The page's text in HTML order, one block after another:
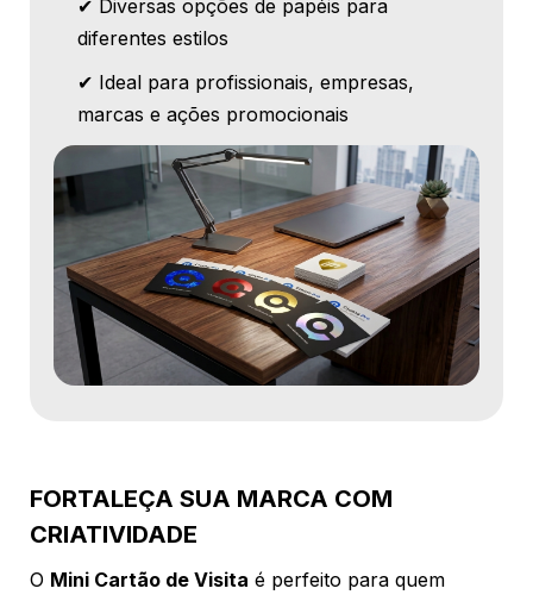
✔ Diversas opções de papéis para
diferentes estilos
✔ Ideal para profissionais, empresas,
marcas e ações promocionais
FORTALEÇA SUA MARCA COM
CRIATIVIDADE
O Mini Cartão de Visita é perfeito para quem